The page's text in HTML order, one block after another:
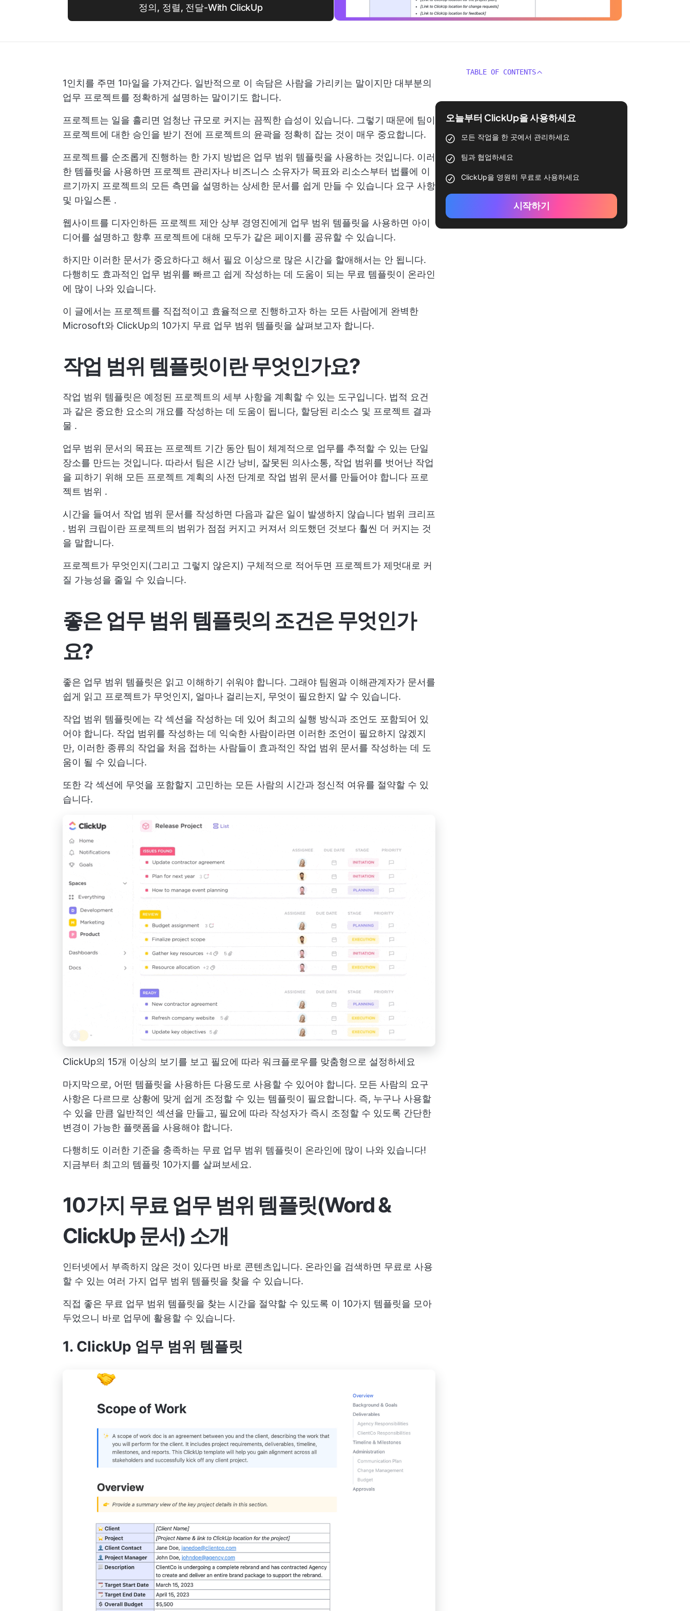
정의, 정렬, 전달-With ClickUp
1인치를 주면 1마일을 가져간다. 일반적으로 이 속담은 사람을 가리키는 말이지만 대부분의
업무 프로젝트를 정확하게 설명하는 말이기도 합니다.
프로젝트는 일을 흘리면 엄청난 규모로 커지는 끔찍한 습성이 있습니다. 그렇기 때문에 팀이
프로젝트에 대한 승인을 받기 전에 프로젝트의 윤곽을 정확히 잡는 것이 매우 중요합니다.
프로젝트를 순조롭게 진행하는 한 가지 방법은 업무 범위 템플릿을 사용하는 것입니다. 이러
한 템플릿을 사용하면 프로젝트 관리자나 비즈니스 소유자가 목표와 리소스부터 법률에 이
르기까지 프로젝트의 모든 측면을 설명하는 상세한 문서를 쉽게 만들 수 있습니다 요구 사항
및 마일스톤 .
웹사이트를 디자인하든 프로젝트 제안 상부 경영진에게 업무 범위 템플릿을 사용하면 아이
디어를 설명하고 향후 프로젝트에 대해 모두가 같은 페이지를 공유할 수 있습니다.
하지만 이러한 문서가 중요하다고 해서 필요 이상으로 많은 시간을 할애해서는 안 됩니다.
다행히도 효과적인 업무 범위를 빠르고 쉽게 작성하는 데 도움이 되는 무료 템플릿이 온라인
에 많이 나와 있습니다.
이 글에서는 프로젝트를 직접적이고 효율적으로 진행하고자 하는 모든 사람에게 완벽한
Microsoft와 ClickUp의 10가지 무료 업무 범위 템플릿을 살펴보고자 합니다.
작업 범위 템플릿이란 무엇인가요?
작업 범위 템플릿은 예정된 프로젝트의 세부 사항을 계획할 수 있는 도구입니다. 법적 요건
과 같은 중요한 요소의 개요를 작성하는 데 도움이 됩니다, 할당된 리소스 및 프로젝트 결과
물 .
업무 범위 문서의 목표는 프로젝트 기간 동안 팀이 체계적으로 업무를 추적할 수 있는 단일
장소를 만드는 것입니다. 따라서 팀은 시간 낭비, 잘못된 의사소통, 작업 범위를 벗어난 작업
을 피하기 위해 모든 프로젝트 계획의 사전 단계로 작업 범위 문서를 만들어야 합니다 프로
젝트 범위 .
시간을 들여서 작업 범위 문서를 작성하면 다음과 같은 일이 발생하지 않습니다 범위 크리프
. 범위 크립이란 프로젝트의 범위가 점점 커지고 커져서 의도했던 것보다 훨씬 더 커지는 것
을 말합니다.
프로젝트가 무엇인지(그리고 그렇지 않은지) 구체적으로 적어두면 프로젝트가 제멋대로 커
질 가능성을 줄일 수 있습니다.
좋은 업무 범위 템플릿의 조건은 무엇인가
요?
좋은 업무 범위 템플릿은 읽고 이해하기 쉬워야 합니다. 그래야 팀원과 이해관계자가 문서를
쉽게 읽고 프로젝트가 무엇인지, 얼마나 걸리는지, 무엇이 필요한지 알 수 있습니다.
작업 범위 템플릿에는 각 섹션을 작성하는 데 있어 최고의 실행 방식과 조언도 포함되어 있
어야 합니다. 작업 범위를 작성하는 데 익숙한 사람이라면 이러한 조언이 필요하지 않겠지
만, 이러한 종류의 작업을 처음 접하는 사람들이 효과적인 작업 범위 문서를 작성하는 데 도
움이 될 수 있습니다.
또한 각 섹션에 무엇을 포함할지 고민하는 모든 사람의 시간과 정신적 여유를 절약할 수 있
습니다.
ClickUp의 15개 이상의 보기를 보고 필요에 따라 워크플로우를 맞춤형으로 설정하세요
마지막으로, 어떤 템플릿을 사용하든 다용도로 사용할 수 있어야 합니다. 모든 사람의 요구
사항은 다르므로 상황에 맞게 쉽게 조정할 수 있는 템플릿이 필요합니다. 즉, 누구나 사용할
수 있을 만큼 일반적인 섹션을 만들고, 필요에 따라 작성자가 즉시 조정할 수 있도록 간단한
변경이 가능한 플랫폼을 사용해야 합니다.
다행히도 이러한 기준을 충족하는 무료 업무 범위 템플릿이 온라인에 많이 나와 있습니다!
지금부터 최고의 템플릿 10가지를 살펴보세요.
10가지 무료 업무 범위 템플릿(Word &
ClickUp 문서) 소개
인터넷에서 부족하지 않은 것이 있다면 바로 콘텐츠입니다. 온라인을 검색하면 무료로 사용
할 수 있는 여러 가지 업무 범위 템플릿을 찾을 수 있습니다.
직접 좋은 무료 업무 범위 템플릿을 찾는 시간을 절약할 수 있도록 이 10가지 템플릿을 모아
두었으니 바로 업무에 활용할 수 있습니다.
1. ClickUp 업무 범위 템플릿
TABLE OF CONTENTS
오늘부터 ClickUp을 사용하세요
모든 작업을 한 곳에서 관리하세요
팀과 협업하세요
ClickUp을 영원히 무료로 사용하세요
시작하기